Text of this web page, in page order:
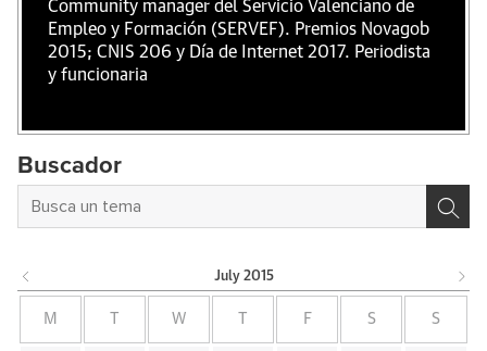
Community manager del Servicio Valenciano de
Empleo y Formación (SERVEF). Premios Novagob
2015; CNIS 206 y Día de Internet 2017. Periodista
y funcionaria
Buscador
July 2015
M W F S S